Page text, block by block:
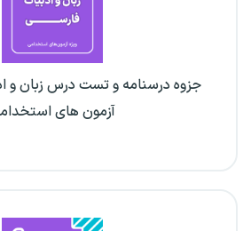
جزوه درسنامه و تست درس زبان و
آزمون های